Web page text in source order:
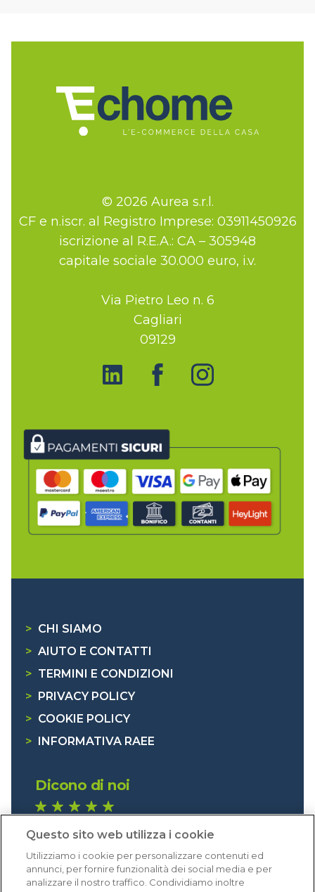
© 2026 Aurea s.r.l.
CF e n.iscr. al Registro Imprese: 03911450926
iscrizione al R.E.A.: CA – 305948
capitale sociale 30.000 euro, i.v.
Via Pietro Leo n. 6
Cagliari
09129
> CHI SIAMO
> AIUTO E CONTATTI
> TERMINI E CONDIZIONI
>
PRIVACY POLICY
> COOKIE POLICY
>
INFORMATIVA RAEE
Dicono di noi
Eccellente (4,8)
Acquisti verificati
Questo sito web utilizza i cookie
Utilizziamo i cookie per personalizzare contenuti ed
annunci, per fornire funzionalità dei social media e per
analizzare il nostro traffico. Condividiamo inoltre